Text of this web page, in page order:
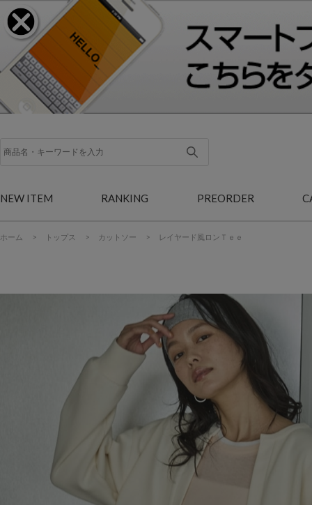
NEW ITEM RANKING PREORDER
ホーム > トップス > カットソー > レイヤード風ロンＴｅｅ